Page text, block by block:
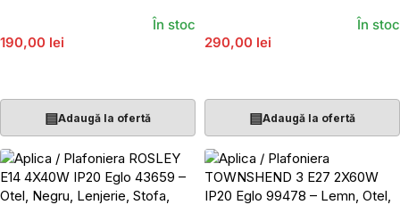
190,00 lei
În stoc
▤Adaugă la ofertă
290,00 lei
În stoc
▤Adaugă la ofertă